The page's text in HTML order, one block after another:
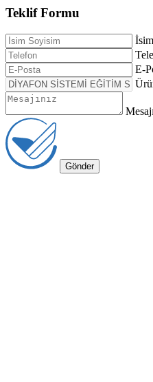
Teklif Formu
E-
Gönder